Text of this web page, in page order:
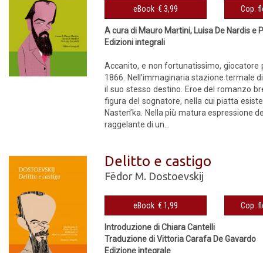
eBook € 3,99
A cura di Mauro Martini, Luisa De Nardis e
Edizioni integrali
Accanito, e non fortunatissimo, giocatore
1866. Nell’immaginaria stazione termale
il suo stesso destino. Eroe del romanzo
figura del sognatore, nella cui piatta
Nasten’ka. Nella più matura espressione
raggelante di un...
Delitto e castigo
Fëdor M. Dostoevskij
eBook € 1,99
Introduzione di Chiara Cantelli
Traduzione di Vittoria Carafa De Gavardo
Edizione integrale